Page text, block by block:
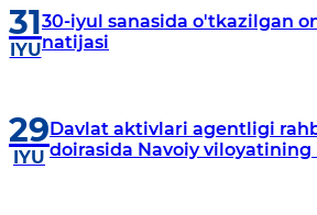
31
IYU
30-iyul sanasida o'tkazilgan
natijasi
29
IYU
Davlat aktivlari agentligi
doirasida Navoiy viloyatining